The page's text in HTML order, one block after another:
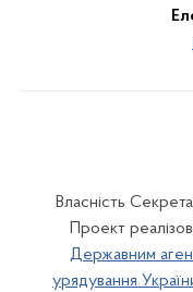
Власність
Проект
Державним
урядування